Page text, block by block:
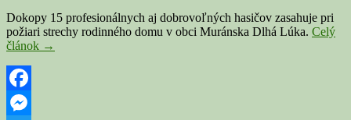
Dokopy 15 profesionálnych aj dobrovoľných hasičov zasahuje pri
požiari strechy rodinného domu v obci Muránska Dlhá Lúka. Celý
článok MURÁNSKA
→
Facebook